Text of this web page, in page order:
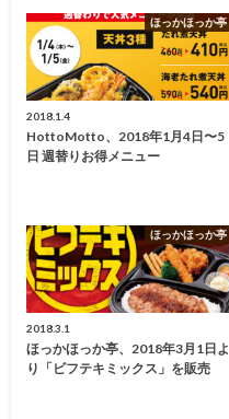
ほっかほっか亭
2018.1.4
HottoMotto、2018年1月4日〜5
日 週替りお得メニュー
ほっかほっか亭
2018.3.1
ほっかほっか亭、2018年3月1日よ
り「ビフテキミックス」を販売